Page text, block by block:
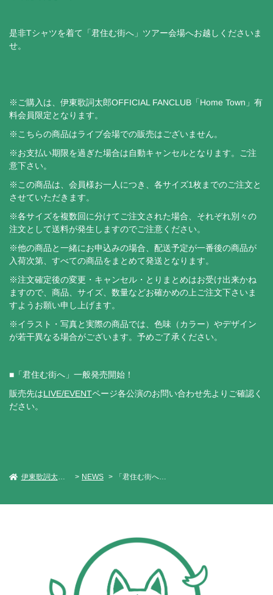
是非Tシャツを着て「君住む街へ」ツアー会場へお越しくださいま
せ。
※ご購入は、伊東歌詞太郎OFFICIAL FANCLUB「Home Town」有
料会員限定となります。
※こちらの商品はライブ会場での販売はございません。
※お支払い期限を過ぎた場合は自動キャンセルとなります。ご注
意下さい。
※この商品は、会員様お一人につき、各サイズ1枚までのご注文と
させていただきます。
※各サイズを複数回に分けてご注文された場合、それぞれ別々の
注文として送料が発生しますのでご注意ください。
※他の商品と一緒にお申込みの場合、配送予定が一番後の商品が
入荷次第、すべての商品をまとめて発送となります。
※注文確定後の変更・キャンセル・とりまとめはお受け出来かね
ますので、商品、サイズ、数量などお確かめの上ご注文下さいま
すようお願い申し上げます。
※イラスト・写真と実際の商品では、色味（カラー）やデザイン
が若干異なる場合がございます。予めご了承ください。
■「君住む街へ」一般発売開始！
販売先はLIVE/EVENTページ各公演のお問い合わせ先よりご確認く
ださい。
伊東歌詞太郎 Official Web Site NEWS 「君住む街へ」FC限定Tシャツ販売決定！